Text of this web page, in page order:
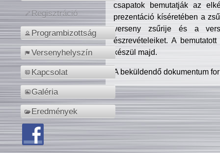
Regisztráció
Programbizottság
Versenyhelyszín
Kapcsolat
Galéria
Eredmények
csapatok bemutatják az
prezentáció kíséretében a
verseny zsűrije és a
észrevételeiket. A
készül majd.
A beküldendő dokumentum